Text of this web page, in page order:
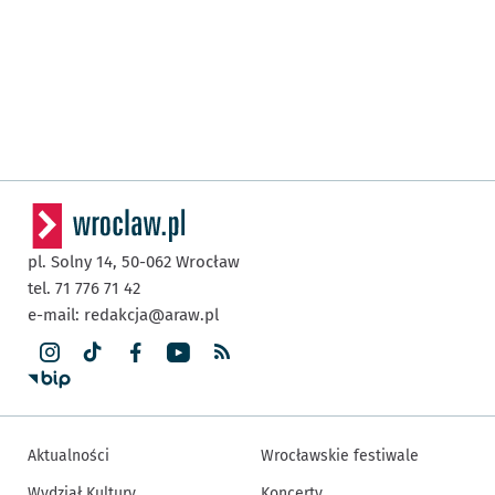
pl. Solny 14, 50-062 Wrocław
tel. 71 776 71 42
e-mail: redakcja@araw.pl
Aktualności
Wrocławskie festiwale